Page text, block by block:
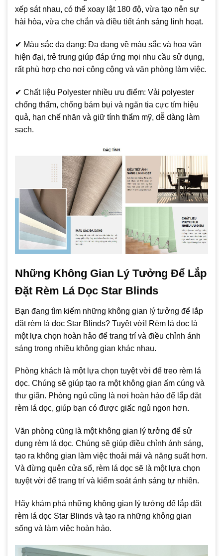
xếp sát nhau, có thể xoay lật 180 độ, vừa tạo nên sự
hài hòa, vừa che chắn và điều tiết ánh sáng linh hoạt.
✔ Màu sắc đa dạng: Đa dạng về màu sắc và hoa văn
hiện đại, trẻ trung giúp đáp ứng mọi nhu cầu sử dụng,
rất phù hợp cho nơi công cộng và văn phòng làm việc.
✔ Chất liệu Polyester nhiều ưu điểm: Vải polyester
chống thấm, chống bám bụi và ngăn tia cực tím hiệu
quả, hạn chế nhăn và giữ tính thẩm mỹ, dễ dàng làm
sạch.
Những Không Gian Lý Tưởng Để Lắp
Đặt Rèm Lá Dọc Star Blinds
Bạn đang tìm kiếm những không gian lý tưởng để lắp
đặt rèm lá dọc Star Blinds? Tuyệt vời! Rèm lá dọc là
một lựa chọn hoàn hảo để trang trí và điều chỉnh ánh
sáng trong nhiều không gian khác nhau.
Phòng khách là một lựa chọn tuyệt vời để treo rèm lá
dọc. Chúng sẽ giúp tạo ra một không gian ấm cúng và
thư giãn. Phòng ngủ cũng là nơi hoàn hảo để lắp đặt
rèm lá dọc, giúp bạn có được giấc ngủ ngon hơn.
Văn phòng cũng là một không gian lý tưởng để sử
dụng rèm lá dọc. Chúng sẽ giúp điều chỉnh ánh sáng,
tạo ra không gian làm việc thoải mái và năng suất hơn.
Và đừng quên cửa sổ, rèm lá dọc sẽ là một lựa chọn
tuyệt vời để trang trí và kiểm soát ánh sáng tự nhiên.
Hãy khám phá những không gian lý tưởng để lắp đặt
rèm lá dọc Star Blinds và tạo ra những không gian
sống và làm việc hoàn hảo.